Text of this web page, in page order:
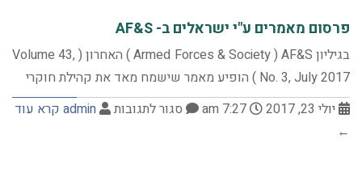
פרסום מאמרים ע"י ישראלים ב- AF&S
בגיליון Armed Forces & Society ) AF&S ) האחרון ( Volume 43,
No. 3, July 2017 ) הופיע מאמר שישמח מאד את קהילת חוקרי
יולי 23, 2017
סגור לתגובות admin קרא עוד
←